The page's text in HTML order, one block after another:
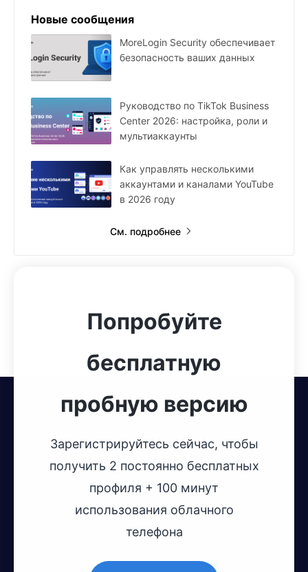
Новые сообщения
MoreLogin Security обеспечивает
безопасность ваших данных
Руководство по TikTok Business
Center 2026: настройка, роли и
мультиаккаунты
Как управлять несколькими
аккаунтами и каналами YouTube
в 2026 году
См. подробнее
Попробуйте
бесплатную
пробную версию
Зарегистрируйтесь сейчас, чтобы
получить 2 постоянно бесплатных
профиля + 100 минут
использования облачного
телефона